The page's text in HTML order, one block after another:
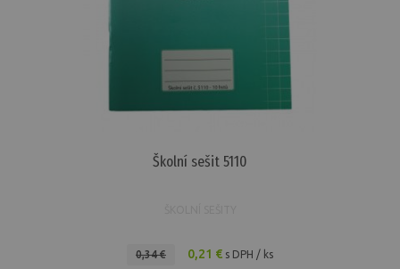
Školní sešit 5110
0,34 € 0,21 € s DPH / ks